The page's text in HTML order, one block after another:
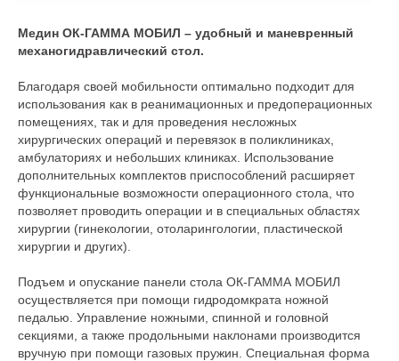
Медин ОК-ГАММА МОБИЛ – удобный и маневренный
механогидравлический стол.
Благодаря своей мобильности оптимально подходит для
использования как в реанимационных и предоперационных
помещениях, так и для проведения несложных
хирургических операций и перевязок в поликлиниках,
амбулаториях и небольших клиниках. Использование
дополнительных комплектов приспособлений расширяет
функциональные возможности операционного стола, что
позволяет проводить операции и в специальных областях
хирургии (гинекологии, отоларингологии, пластической
хирургии и других).
Подъем и опускание панели стола ОК-ГАММА МОБИЛ
осуществляется при помощи гидродомкрата ножной
педалью. Управление ножными, спинной и головной
секциями, а также продольными наклонами производится
вручную при помощи газовых пружин. Специальная форма